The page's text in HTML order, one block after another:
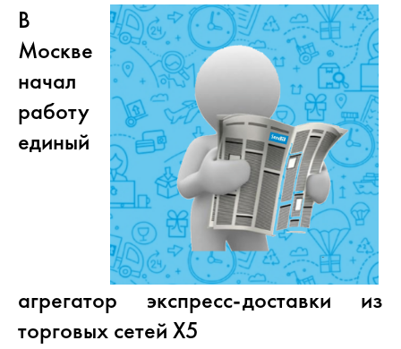
В
Москве
начал
работу
единый
агрегатор экспресс-доставки из
торговых сетей X5